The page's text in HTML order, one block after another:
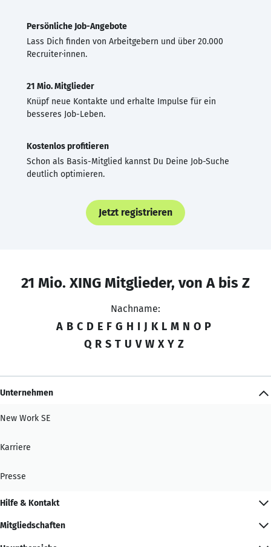
Persönliche Job-Angebote
Lass Dich finden von Arbeitgebern und über 20.000
Recruiter·innen.
21 Mio. Mitglieder
Knüpf neue Kontakte und erhalte Impulse für ein
besseres Job-Leben.
Kostenlos profitieren
Schon als Basis-Mitglied kannst Du Deine Job-Suche
deutlich optimieren.
Jetzt registrieren
21 Mio. XING Mitglieder, von A bis Z
Nachname:
A B C D E F G H I J K L M N O P
Q R S T U V W X Y Z
Unternehmen
New Work SE
Karriere
Presse
Hilfe & Kontakt
Mitgliedschaften